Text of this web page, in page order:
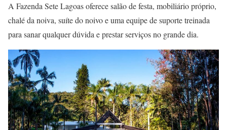
A Fazenda Sete Lagoas oferece salão de festa, mobiliário próprio,
chalé da noiva, suíte do noivo e uma equipe de suporte treinada
para sanar qualquer dúvida e prestar serviços no grande dia.